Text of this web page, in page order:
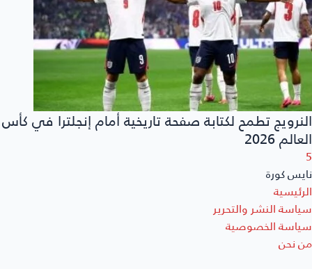
النرويج تطمح لكتابة صفحة تاريخية أمام إنجلترا في كأس
العالم 2026
5
نايس كورة
الرئيسية
سياسة النشر والتحرير
سياسة الخصوصية
من نحن